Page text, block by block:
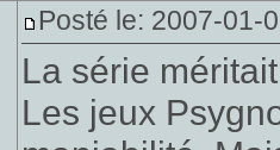
Posté le: 2007-01-
La série
Les jeux